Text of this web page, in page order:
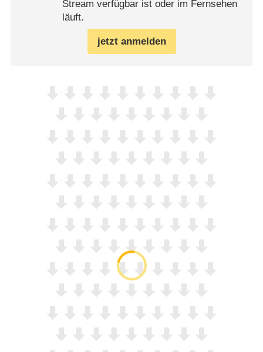
Stream verfügbar ist oder im Fernsehen
läuft.
jetzt anmelden